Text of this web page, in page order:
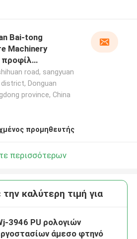
Bai-tong
Machinery
road, sangyuan
Donguan
province, China
προμηθευτής
περισσότερων
καλύτερη τιμή για
3946 PU ρολογιών
άμεσο φτηνό